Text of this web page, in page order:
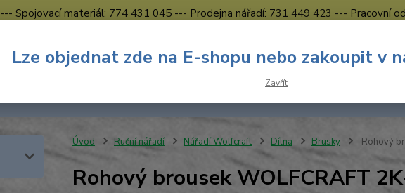
--- Spojovací materiál: 774 431 045 --- Prodejna nářadí: 731 449 423 --- Pracovní
Hledat
Úvod Ruční nářadí Nářadí Wolfcraft Dílna Brusky Rohový
Rohový brousek WOLFCRAFT
Lze objednat zde na E-shopu nebo zakoupit v
Zavřít